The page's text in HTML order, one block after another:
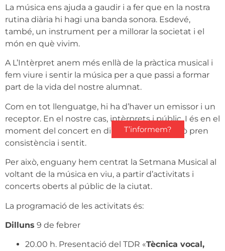
T’informem?
La música ens ajuda a gaudir i a fer que en la nostra
rutina diària hi hagi una banda sonora. Esdevé,
també, un instrument per a millorar la societat i el
món en què vivim.
A L’Intèrpret anem més enllà de la pràctica musical i
fem viure i sentir la música per a que passi a formar
part de la vida del nostre alumnat.
Com en tot llenguatge, hi ha d’haver un emissor i un
receptor. En el nostre cas, intèrprets i públic. I és en el
moment del concert en directe quan tot això pren
consistència i sentit.
Per això, enguany hem centrat la Setmana Musical al
voltant de la música en viu, a partir d’activitats i
concerts oberts al públic de la ciutat.
La programació de les activitats és:
Dilluns 9 de febrer
20.00 h. Presentació del TDR «Tècnica vocal,